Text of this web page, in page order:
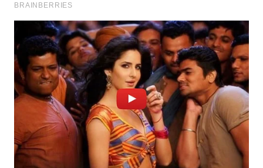
WN
DANAU
TOBA
WN